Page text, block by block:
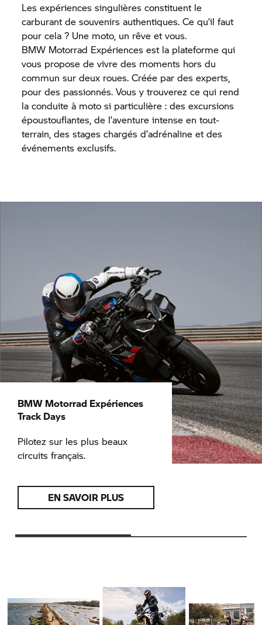
Les expériences singulières constituent le
carburant de souvenirs authentiques. Ce qu’il faut
pour cela ? Une moto, un rêve et vous.
BMW Motorrad Expériences est la plateforme qui
vous propose de vivre des moments hors du
commun sur deux roues. Créée par des experts,
pour des passionnés. Vous y trouverez ce qui rend
la conduite à moto si particulière : des excursions
époustouflantes, de l’aventure intense en tout-
terrain, des stages chargés d’adrénaline et des
événements exclusifs.
BMW Motorrad Expériences
Track Days
Pilotez sur les plus beaux
circuits français.
EN SAVOIR PLUS